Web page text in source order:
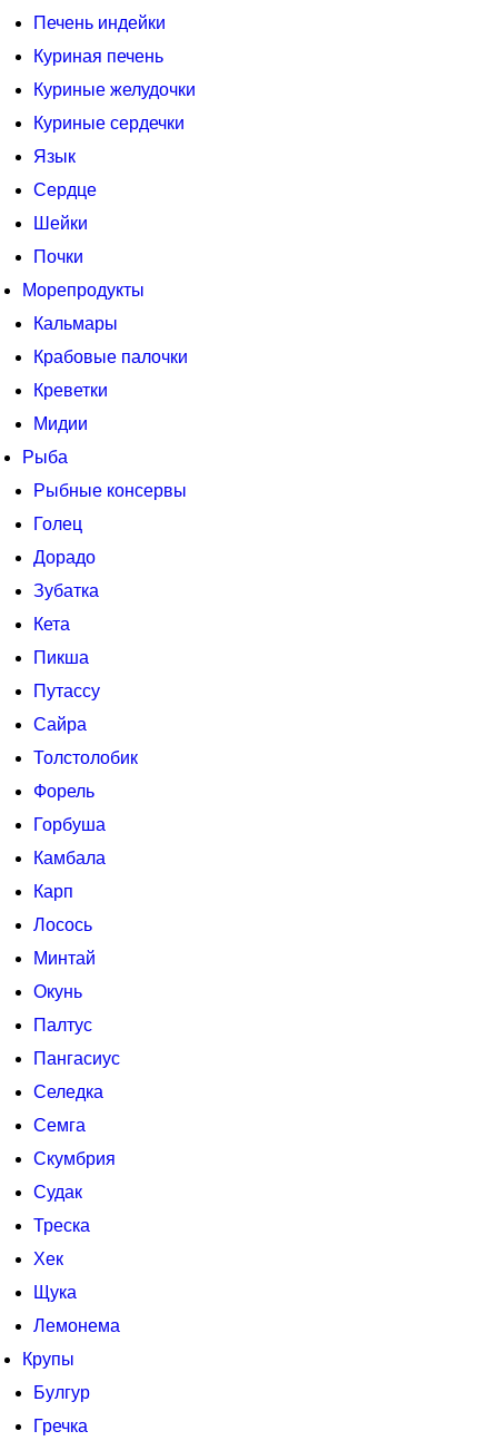
Печень индейки
Куриная печень
Куриные желудочки
Куриные сердечки
Язык
Сердце
Шейки
Почки
Морепродукты
Кальмары
Крабовые палочки
Креветки
Мидии
Рыба
Рыбные консервы
Голец
Дорадо
Зубатка
Кета
Пикша
Путассу
Сайра
Толстолобик
Форель
Горбуша
Камбала
Карп
Лосось
Минтай
Окунь
Палтус
Пангасиус
Селедка
Семга
Скумбрия
Судак
Треска
Хек
Щука
Лемонема
Крупы
Булгур
Гречка